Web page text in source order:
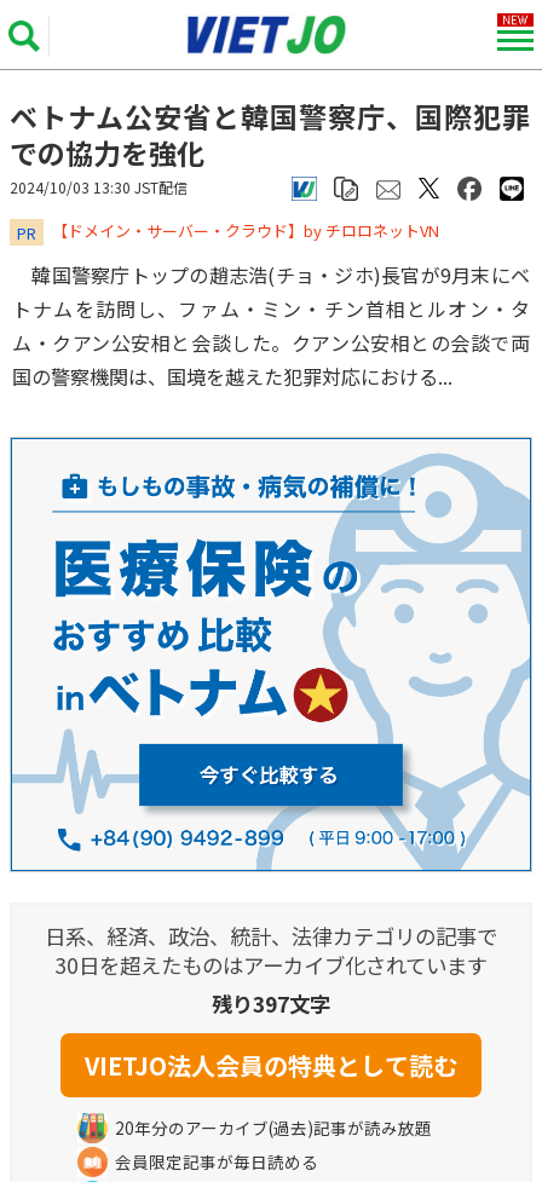
ベトナム公安省と韓国警察庁、国際犯罪
での協力を強化
2024/10/03 13:30 JST配信
PR ​​​​​​​【ドメイン・サーバー・クラウド】by チロロネットVN
韓国警察庁トップの趙志浩(チョ・ジホ)長官が9月末にベ
トナムを訪問し、ファム・ミン・チン首相とルオン・タ
ム・クアン公安相と会談した。クアン公安相との会談で両
国の警察機関は、国境を越えた犯罪対応における...
日系、経済、政治、統計、法律カテゴリの記事で
30日を超えたものはアーカイブ化されています
残り397文字
20年分のアーカイブ(過去)記事が読み放題
会員限定記事が毎日読める